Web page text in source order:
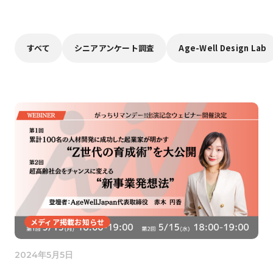
すべて シニアアンケート調査 Age-Well Design Lab
メディア掲載お知らせ
2024年5月5日